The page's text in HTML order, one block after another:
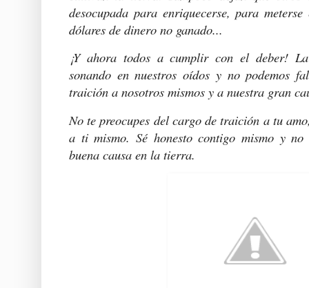
desocupada para enriquecerse, para
dólares de dinero no ganado...
¡Y ahora todos a cumplir con el deber!
sonando en nuestros oídos y no podemos
traición a nosotros mismos y a nuestra gran
No te preocupes del cargo de traición a tu
a ti mismo. Sé honesto contigo mismo y
buena causa en la tierra.